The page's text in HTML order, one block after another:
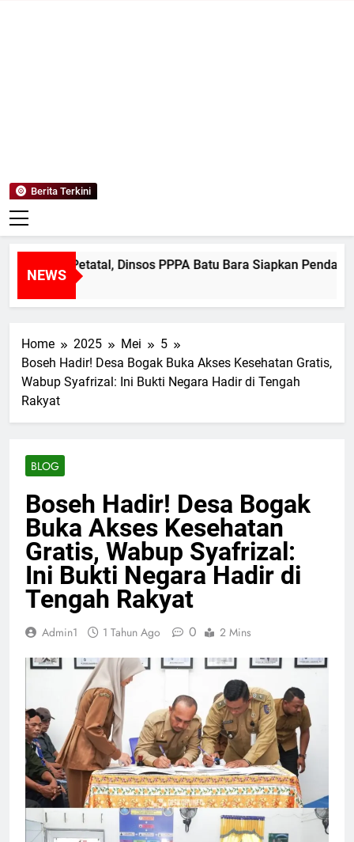
Berita Terkini
NEWS
di Petatal, Dinsos PPPA Batu Bara Siapkan
Home 2025 Mei
5
Boseh Hadir! Desa Bogak Buka Akses Kesehatan Gratis,
Wabup Syafrizal: Ini Bukti Negara Hadir di Tengah
Rakyat
BLOG
Boseh Hadir! Desa Bogak
Buka Akses Kesehatan
Gratis, Wabup Syafrizal:
Ini Bukti Negara Hadir di
Tengah Rakyat
Admin1 1 Tahun Ago 0 2 Mins